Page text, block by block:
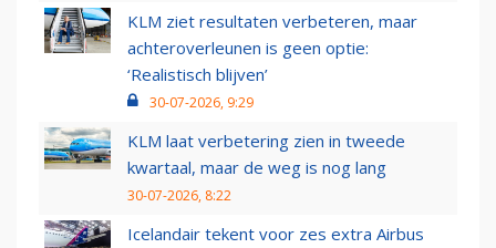
KLM ziet resultaten verbeteren, maar
achteroverleunen is geen optie:
‘Realistisch blijven’
30-07-2026, 9:29
KLM laat verbetering zien in tweede
kwartaal, maar de weg is nog lang
30-07-2026, 8:22
Icelandair tekent voor zes extra Airbus